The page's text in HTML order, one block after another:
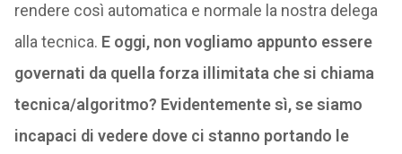
rendere così automatica e normale la nostra delega
alla tecnica. E oggi, non vogliamo appunto essere
governati da quella forza illimitata che si chiama
tecnica/algoritmo? Evidentemente sì, se siamo
incapaci di vedere dove ci stanno portando le